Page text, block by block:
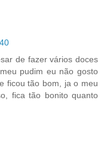
de fazer vários doces
pudim eu não gosto
ficou tão bom, ja o meu
fica tão bonito quanto